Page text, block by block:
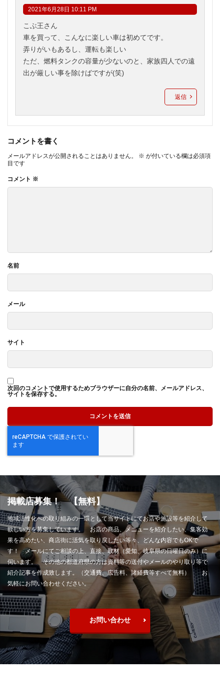
2021年6月28日 10:11 PM
こぶ王さん
車を買って、こんなに楽しい車は初めてです。
弄りがいもあるし、運転も楽しい
ただ、燃料タンクの容量が少ないのと、家族四人での遠
出が厳しい事を除けばですが(笑)
返信
コメントを書く
メールアドレスが公開されることはありません。 ※ が付いている欄は必須項
目です
コメント ※
名前
メール
サイト
次回のコメントで使用するためブラウザーに自分の名前、メールアドレス、
サイトを保存する。
掲載店募集！ 【無料】
地域活性化への取り組みの一環として当サイトにてお店や施設等を紹介して
欲しい方を募集しています。 お店の商品、メニューを紹介したい、集客効
果を高めたい、商店街に活気を取り戻したい等々、どんな内容でもOKで
す！ メールにてご相談の上、直接、取材（愛知、岐阜県の日曜日のみ）に
伺います。 その他の都道府県の方は資料等の送付やメールのやり取り等で
紹介記事を作成致します。（交通費、広告料、諸経費等すべて無料） お
気軽にお問い合わせください。
お問い合わせ